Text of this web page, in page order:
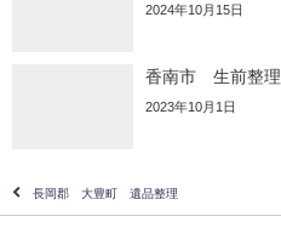
2024年10月15日
香南市 生前整理
2023年10月1日
長岡郡 大豊町 遺品整理